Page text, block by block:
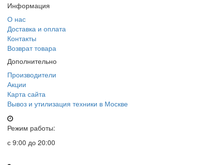
Информация
О нас
Доставка и оплата
Контакты
Возврат товара
Дополнительно
Производители
Акции
Карта сайта
Вывоз и утилизация техники в Москве
Режим работы:
с 9:00 до 20:00